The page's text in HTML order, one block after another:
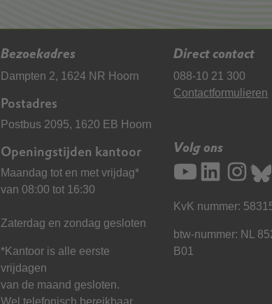
Bezoekadres
Dampten 2, 1624 NR Hoorn
Postadres
Postbus 2095, 1620 EB Hoorn
Openingstijden kantoor
Maandag tot en met vrijdag*
van 08:00 tot 16:30
Zaterdag en zondag gesloten
*Kantoor is alle eerste
vrijdagen
van de maand gesloten.
Direct contact
088-10 21 300
Contactformulieren
Volg ons
KvK nummer:
btw-nummer: NL
B01